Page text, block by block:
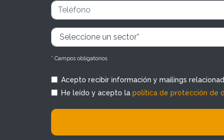
* Campos obligatorios
Acepto recibir información y mailings
He leído y acepto la política de protección de